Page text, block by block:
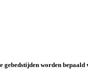
gebedstijden worden